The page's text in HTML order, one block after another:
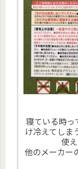
寝ている時っ
け冷えてしま
使
他のメーカー